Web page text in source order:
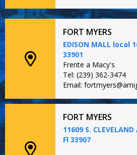
FORT MYERS
EDISON MALL local
33901
Frente a Macy's
Tel: (239) 362-3474
Email:
FORT MYERS
11609 S.
Fl 33907